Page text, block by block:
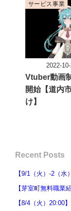
サービス事業
Vtuber動画
開始【道内
け】
投稿日
2022-
Recent Posts
【9/1（火）-2（水
【芽室町無料職業
【8/4（火）20:00